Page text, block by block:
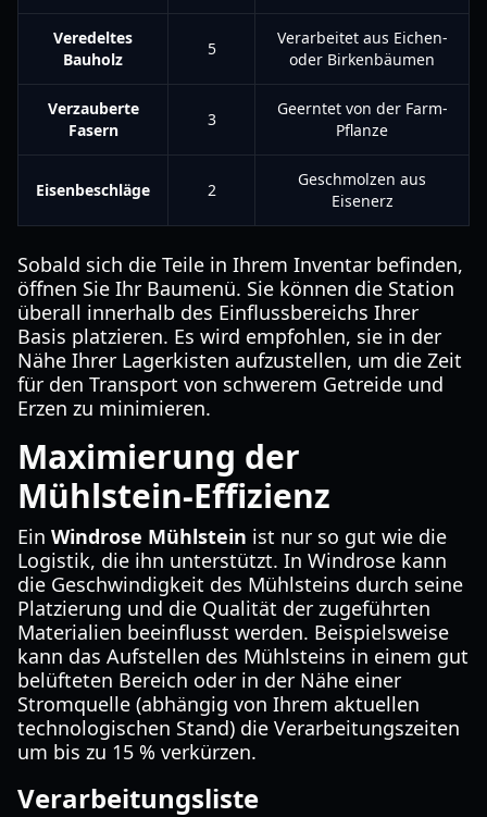
Veredeltes
Bauholz
5
Verarbeitet aus Eichen-
oder Birkenbäumen
Verzauberte
Fasern
3
Geerntet von der Farm-
Pflanze
Eisenbeschläge 2
Geschmolzen aus
Eisenerz
Sobald sich die Teile in Ihrem Inventar befinden,
öffnen Sie Ihr Baumenü. Sie können die Station
überall innerhalb des Einflussbereichs Ihrer
Basis platzieren. Es wird empfohlen, sie in der
Nähe Ihrer Lagerkisten aufzustellen, um die Zeit
für den Transport von schwerem Getreide und
Erzen zu minimieren.
Maximierung der
Mühlstein-Effizienz
Ein Windrose Mühlstein ist nur so gut wie die
Logistik, die ihn unterstützt. In Windrose kann
die Geschwindigkeit des Mühlsteins durch seine
Platzierung und die Qualität der zugeführten
Materialien beeinflusst werden. Beispielsweise
kann das Aufstellen des Mühlsteins in einem gut
belüfteten Bereich oder in der Nähe einer
Stromquelle (abhängig von Ihrem aktuellen
technologischen Stand) die Verarbeitungszeiten
um bis zu 15 % verkürzen.
Verarbeitungsliste